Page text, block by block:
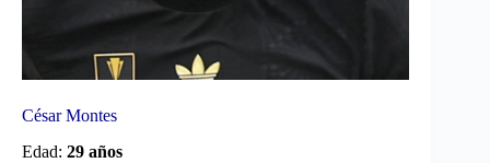
César Montes
Edad: 29 años